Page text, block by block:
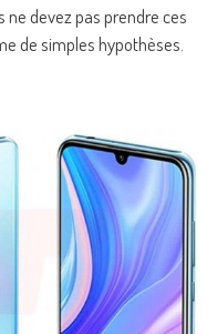
ne devez pas prendre ces
de simples hypothèses.